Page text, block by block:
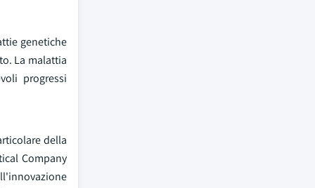
genetiche
La malattia
progressi
della
Company